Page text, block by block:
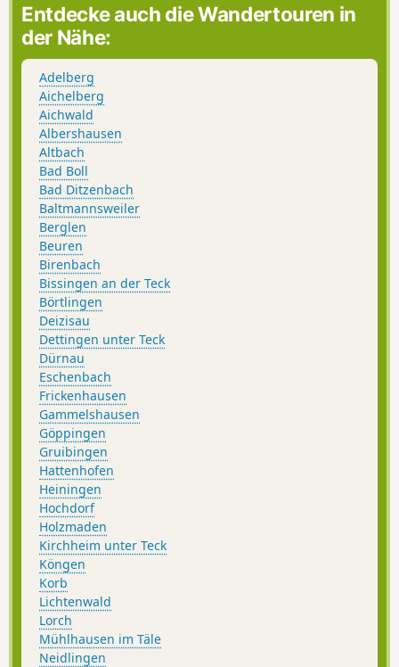
Entdecke auch die Wandertouren in
der Nähe:
Adelberg
Aichelberg
Aichwald
Albershausen
Altbach
Bad Boll
Bad Ditzenbach
Baltmannsweiler
Berglen
Beuren
Birenbach
Bissingen an der Teck
Börtlingen
Deizisau
Dettingen unter Teck
Dürnau
Eschenbach
Frickenhausen
Gammelshausen
Göppingen
Gruibingen
Hattenhofen
Heiningen
Hochdorf
Holzmaden
Kirchheim unter Teck
Köngen
Korb
Lichtenwald
Lorch
Mühlhausen im Täle
Neidlingen